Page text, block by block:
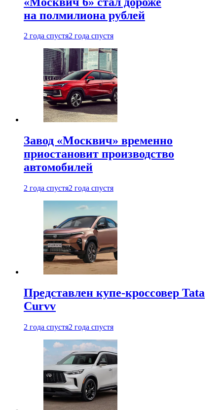
на полмилиона рублей
2 года спустя2 года спустя
Завод «Москвич» временно
приостановит производство
автомобилей
2 года спустя2 года спустя
Представлен купе-кроссовер Tata
Curvv
2 года спустя2 года спустя